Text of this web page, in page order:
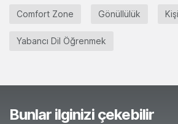
Comfort Zone Gönüllülük
Yabancı Dil Öğrenmek
Bunlar ilginizi çekebilir